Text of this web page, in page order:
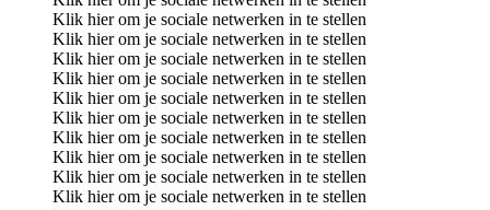
Klik hier om je sociale netwerken in te stellen
Klik hier om je sociale netwerken in te stellen
Klik hier om je sociale netwerken in te stellen
Klik hier om je sociale netwerken in te stellen
Klik hier om je sociale netwerken in te stellen
Klik hier om je sociale netwerken in te stellen
Klik hier om je sociale netwerken in te stellen
Klik hier om je sociale netwerken in te stellen
Klik hier om je sociale netwerken in te stellen
Klik hier om je sociale netwerken in te stellen